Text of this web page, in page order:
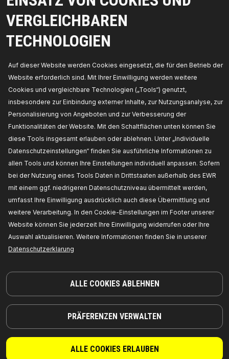
VERGLEICHBAREN
TECHNOLOGIEN
Auf dieser Website werden Cookies eingesetzt, die für den Betrieb der
Website erforderlich sind. Mit Ihrer Einwilligung werden weitere
Cookies und vergleichbare Technologien („Tools“) genutzt,
insbesondere zur Einbindung externer Inhalte, zur Nutzungsanalyse, zur
Personalisierung von Angeboten und zur Verbesserung der
Funktionalitäten der Website. Mit den Schaltflächen unten können Sie
diese Tools insgesamt erlauben oder ablehnen. Unter „Individuelle
Datenschutzeinstellungen“ finden Sie ausführliche Informationen zu
allen Tools und können Ihre Einstellungen individuell anpassen. Sofern
bei der Nutzung eines Tools Daten in Drittstaaten außerhalb des EWR
mit einem ggf. niedrigeren Datenschutzniveau übermittelt werden,
umfasst Ihre Einwilligung ausdrücklich auch diese Übermittlung und
weitere Verarbeitung. In den Cookie-Einstellungen im Footer unserer
Website können Sie jederzeit Ihre Einwilligung widerrufen oder Ihre
Auswahl aktualisieren. Weitere Informationen finden Sie in unserer
Datenschutzerklarung
ALLE COOKIES ABLEHNEN
PRÄFERENZEN VERWALTEN
ALLE COOKIES ERLAUBEN
EAN-Nummer(n): 4059191550487
Gewicht [kg]:
Das tatsächliche Aussehen des Produkts kann von der Abbildung
MEISTVERKAUFTE PRODUKTE IN IHREM LAND
KOMPATIBLE TEILE
TEILE, AUF DIE SIE SICH VERLASSEN KÖNNEN
JOSEF-ORLOPP-STRASSE 55